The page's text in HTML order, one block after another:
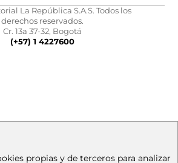
La República S.A.S. Todos los
derechos reservados.
Cr. 13a 37-32, Bogotá
(+57) 1 4227600
propias y de terceros para analizar